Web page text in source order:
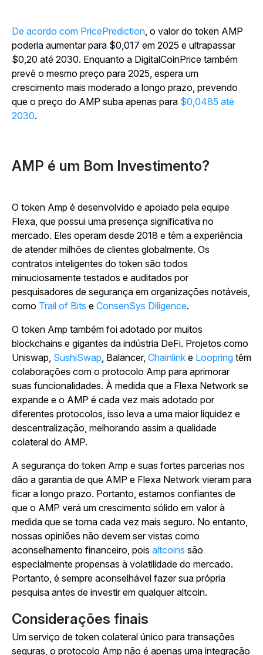
De acordo com PricePrediction, o valor do token AMP
poderia aumentar para $0,017 em 2025 e ultrapassar
$0,20 até 2030. Enquanto a DigitalCoinPrice também
prevê o mesmo preço para 2025, espera um
crescimento mais moderado a longo prazo, prevendo
que o preço do AMP suba apenas para $0,0485 até
2030.
AMP é um Bom Investimento?
O token Amp é desenvolvido e apoiado pela equipe
Flexa, que possui uma presença significativa no
mercado. Eles operam desde 2018 e têm a experiência
de atender milhões de clientes globalmente. Os
contratos inteligentes do token são todos
minuciosamente testados e auditados por
pesquisadores de segurança em organizações notáveis,
como Trail of Bits e ConsenSys Diligence.
O token Amp também foi adotado por muitos
blockchains e gigantes da indústria DeFi. Projetos como
Uniswap, SushiSwap, Balancer, Chainlink e Loopring têm
colaborações com o protocolo Amp para aprimorar
suas funcionalidades. À medida que a Flexa Network se
expande e o AMP é cada vez mais adotado por
diferentes protocolos, isso leva a uma maior liquidez e
descentralização, melhorando assim a qualidade
colateral do AMP.
A segurança do token Amp e suas fortes parcerias nos
dão a garantia de que AMP e Flexa Network vieram para
ficar a longo prazo. Portanto, estamos confiantes de
que o AMP verá um crescimento sólido em valor à
medida que se torna cada vez mais seguro. No entanto,
nossas opiniões não devem ser vistas como
aconselhamento financeiro, pois altcoins são
especialmente propensas à volatilidade do mercado.
Portanto, é sempre aconselhável fazer sua própria
pesquisa antes de investir em qualquer altcoin.
Considerações finais
Um serviço de token colateral único para transações
seguras, o protocolo Amp não é apenas uma integração